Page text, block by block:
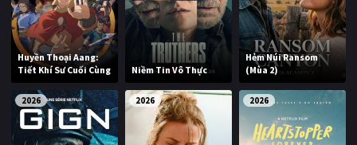
Huyền Thoại Aang:
Tiết Khí Sư Cuối Cùng
Niềm Tin Vô Thực
Hẻm Núi Ransom
(Mùa 2)
2026 2026 2026